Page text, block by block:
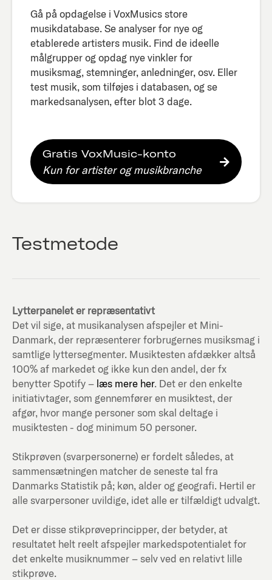
Gå på opdagelse i VoxMusics store
musikdatabase. Se analyser for nye og
etablerede artisters musik. Find de ideelle
målgrupper og opdag nye vinkler for
musiksmag, stemninger, anledninger, osv. Eller
test musik, som tilføjes i databasen, og se
markedsanalysen, efter blot 3 dage.​
Gratis VoxMusic-konto
Kun for artister og musikbranche
Testmetode
Lytterpanelet er repræsentativt
Det vil sige, at musikanalysen afspejler et Mini-
Danmark, der repræsenterer forbrugernes musiksmag i
samtlige lyttersegmenter. Musiktesten afdækker altså
100% af markedet og ikke kun den andel, der fx
benytter Spotify – læs mere her. Det er den enkelte
initiativtager, som gennemfører en musiktest, der
afgør, hvor mange personer som skal deltage i
musiktesten - dog minimum 50 personer.
Stikprøven (svarpersonerne) er fordelt således, at
sammensætningen matcher de seneste tal fra
Danmarks Statistik på; køn, alder og geografi. Hertil er
alle svarpersoner uvildige, idet alle er tilfældigt udvalgt.
Det er disse stikprøveprincipper, der betyder, at
resultatet helt reelt afspejler markedspotentialet for
det enkelte musiknummer – selv ved en relativt lille
stikprøve.